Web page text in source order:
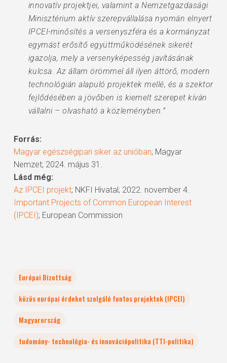
innovatív projektjei, valamint a Nemzetgazdasági
Minisztérium aktív szerepvállalása nyomán elnyert
IPCEI-minősítés a versenyszféra és a kormányzat
egymást erősítő együttműködésének sikerét
igazolja, mely a versenyképesség javításának
kulcsa. Az állam örömmel áll ilyen áttörő, modern
technológián alapuló projektek mellé, és a szektor
fejlődésében a jövőben is kiemelt szerepet kíván
vállalni – olvasható a közleményben.”
Forrás:
Magyar egészségipari siker az unióban; Magyar
Nemzet; 2024. május 31.
Lásd még:
Az IPCEI projekt; NKFI Hivatal; 2022. november 4.
Important Projects of Common European Interest
(IPCEI); European Commission
Európai Bizottság
közös európai érdeket szolgáló fontos projektek (IPCEI)
Magyarország
tudomány- technológia- és innovációpolitika (TTI-politika)